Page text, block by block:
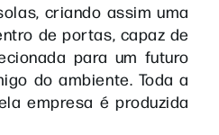
criando assim uma
de portas, capaz de
para um futuro
do ambiente. Toda a
empresa é produzida